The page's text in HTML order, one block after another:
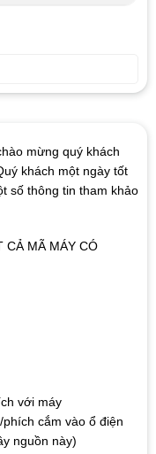
mừng quý khách
khách một ngày tốt
số thông tin tham khảo
MÃ MÁY CÓ
với máy
cắm vào ổ điện
nguồn này)